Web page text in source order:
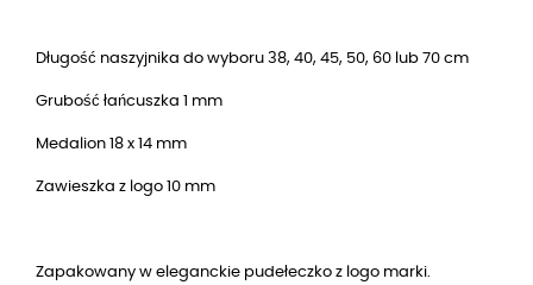
Długość naszyjnika do wyboru 38, 40, 45, 50, 60 lub 70 cm
Grubość łańcuszka 1 mm
Medalion 18 x 14 mm
Zawieszka z logo 10 mm
Zapakowany w eleganckie pudełeczko z logo marki.